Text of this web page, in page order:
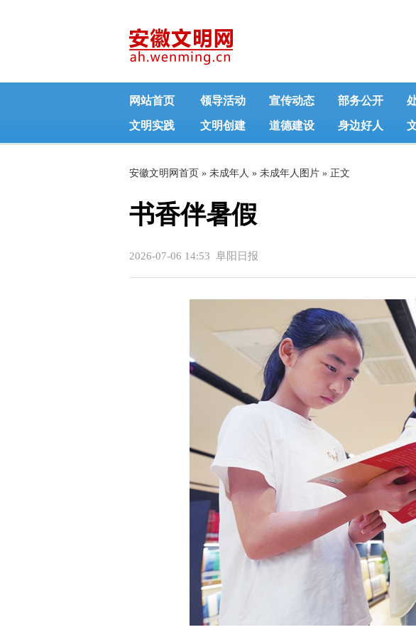
网站首页 领导活动 宣传动态 部务公开
文明实践 文明创建 道德建设 身边好人
安徽文明网首页 » 未成年人 » 未成年人图片 » 正文
书香伴暑假
2026-07-06 14:53 阜阳日报